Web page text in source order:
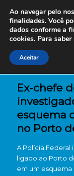
Ex-chefe
esquema
no Porto
A Polícia
ligado ao Porto
em um
Ao navegar pelo
finalidades. Você
dados conforme a
cookies. Para saber
Aceitar